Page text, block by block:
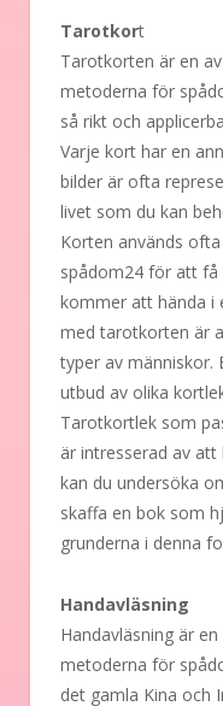
Tarotkort
Tarotkorten är en
metoderna för
så rikt och
Varje kort har en
bilder är ofta
livet som du kan
Korten används
spådom24 för att få
kommer att hända i
med tarotkorten är
typer av
utbud av olika
Tarotkortlek som
är intresserad av
kan du undersöka
skaffa en bok som
grunderna i denna
Handavläsning
Handavläsning är
metoderna för
det gamla Kina och